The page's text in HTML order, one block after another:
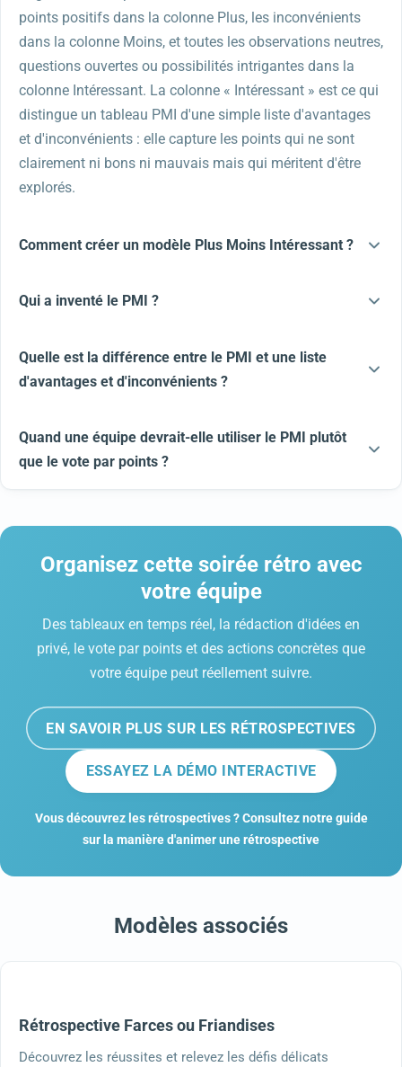
points positifs dans la colonne Plus, les inconvénients
dans la colonne Moins, et toutes les observations neutres,
questions ouvertes ou possibilités intrigantes dans la
colonne Intéressant. La colonne « Intéressant » est ce qui
distingue un tableau PMI d'une simple liste d'avantages
et d'inconvénients : elle capture les points qui ne sont
clairement ni bons ni mauvais mais qui méritent d'être
explorés.
Comment créer un modèle Plus Moins Intéressant ?
Qui a inventé le PMI ?
Quelle est la différence entre le PMI et une liste
d'avantages et d'inconvénients ?
Quand une équipe devrait-elle utiliser le PMI plutôt
que le vote par points ?
Organisez cette soirée rétro avec
votre équipe
Des tableaux en temps réel, la rédaction d'idées en
privé, le vote par points et des actions concrètes que
votre équipe peut réellement suivre.
EN SAVOIR PLUS SUR LES RÉTROSPECTIVES
ESSAYEZ LA DÉMO INTERACTIVE
Vous découvrez les rétrospectives ? Consultez notre guide
sur la manière d'animer une rétrospective
Modèles associés
Rétrospective Farces ou Friandises
Découvrez les réussites et relevez les défis délicats